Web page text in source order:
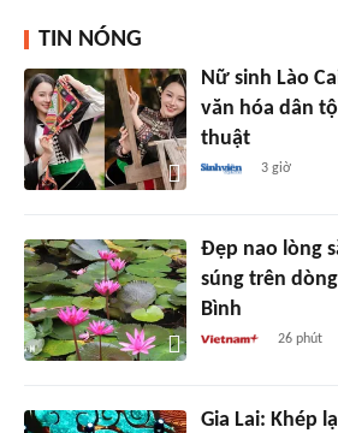
TIN NÓNG
Nữ sinh Lào
văn hóa dân
thuật
3 giờ
Đẹp nao lòng
súng trên
Bình
26 phút
Gia Lai: Khép